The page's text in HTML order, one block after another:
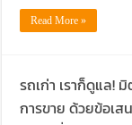
Read More »
รถเก่า เราก็ดูแล!
การขาย ด้วยข้อเส